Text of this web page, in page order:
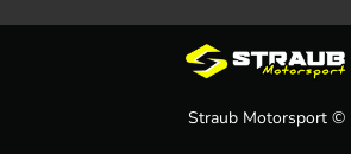
Straub Motorsport ©